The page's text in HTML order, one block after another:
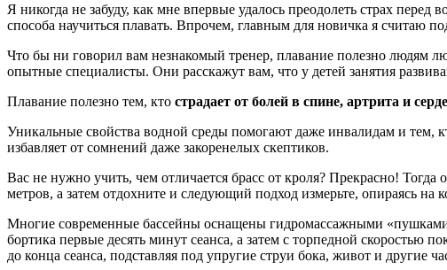
Я никогда не забуду, как мне впервые удалось преодолеть страх
способа научиться плавать. Впрочем, главным для новичка я считаю
Что бы ни говорил вам незнакомый тренер, плавание полезно людям
опытные специалисты. Они расскажут вам, что у детей занятия
Плавание полезно тем, кто страдает от болей в спине, артрита и
Уникальные свойства водной среды помогают даже инвалидам и тем,
избавляет от сомнений даже закоренелых скептиков.
Вас не нужно учить, чем отличается брасс от кроля? Прекрасно!
метров, а затем отдохните и следующий подход измерьте, опираясь на
Многие современные бассейны оснащены гидромассажными
бортика первые десять минут сеанса, а затем с торпедной
до конца сеанса, подставляя под упругие струи бока, живот и другие